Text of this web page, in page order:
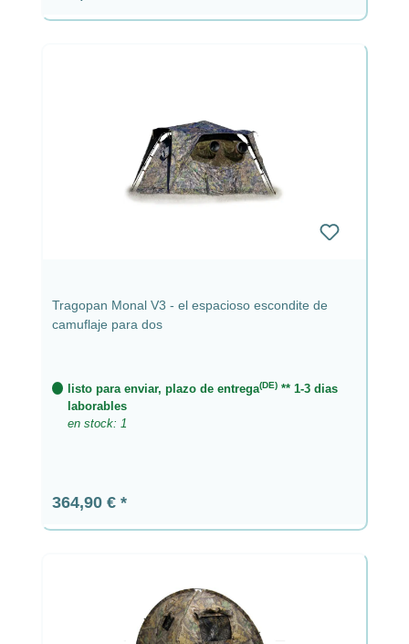
Tragopan Monal V3 - el espacioso escondite de
camuflaje para dos
listo para enviar, plazo de entrega(DE) ** 1-3 dias
laborables
en stock: 1
Precio normal:
364,90 €